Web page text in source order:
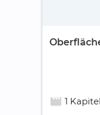
movie_creation 1 Kapitel